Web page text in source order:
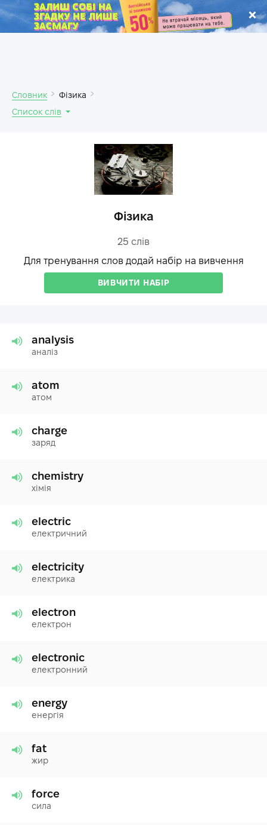
.
Словник
Фізика
Список слів
Фізика
25 слів
Для тренування слов додай набір на вивчення
ВИВЧИТИ НАБІР
analysis
аналіз
atom
атом
charge
заряд
chemistry
хімія
electric
електричний
electricity
електрика
electron
електрон
electronic
електронний
energy
енергія
fat
жир
force
сила